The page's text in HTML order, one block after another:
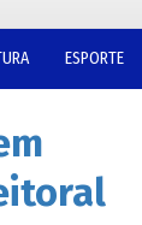
ESPORTE